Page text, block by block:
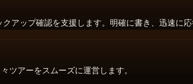
アップ確認を支援します。明確に書き、迅速に応
ツアーをスムーズに運営します。